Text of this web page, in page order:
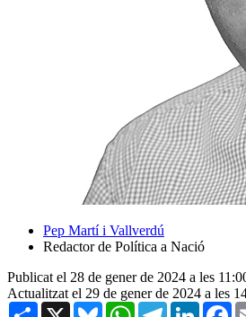
Pep Martí i Vallverdú
Redactor de Política a Nació
Publicat el 28 de gener de 2024 a les
Actualitzat el 29 de gener de 2024 a les
Share X BlueskyWhatsAppTelegram